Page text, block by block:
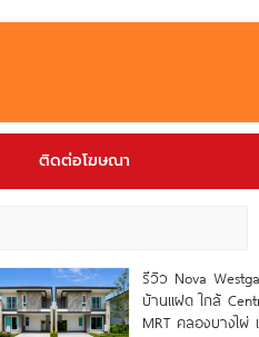
ติดต่อโฆษณา
รีวิว Nova
บ้านแฝด ใกล้
MRT คลองบางไผ่